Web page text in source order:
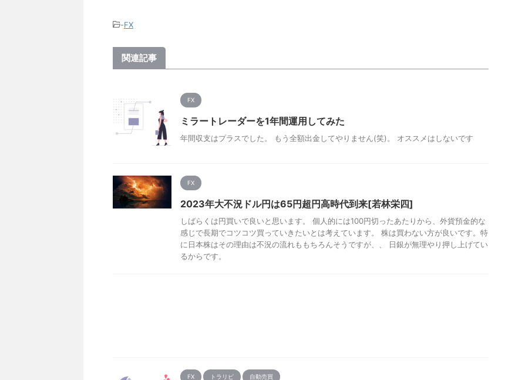
-FX
関連記事
FX
ミラートレーダーを1年間運用してみた
年間収支はプラスでした。 もう全額出金してやりません(笑)。 オススメはしないです
FX
2023年大不況ドル円は65円超円高時代到来[若林栄四]
しばらくは円買いで良いと思います。 個人的には100円切ったあたりから、外貨預金的な
感じで長期でコツコツ買っていきたいとは考えています。 株は買わない方が良いです。特
に日本株はその理由は不況の流れももちろんそうですが、、 日銀が無理やり押し上げてい
るからです。
FX トラリピ 自動売買